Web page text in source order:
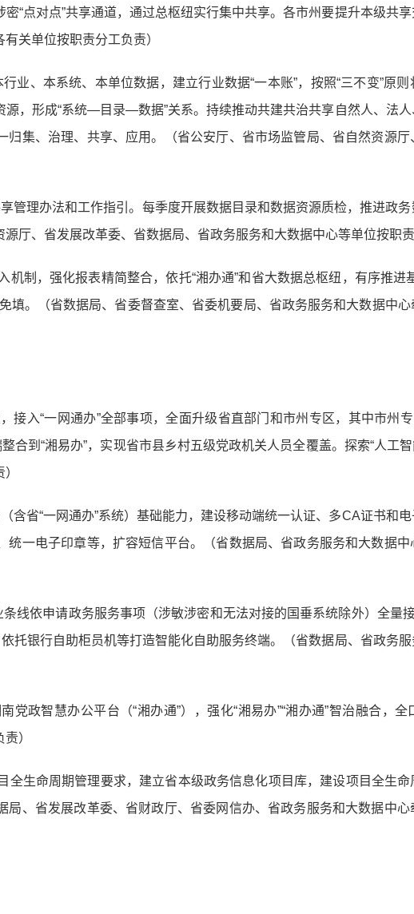
“点对点”共享通道，通过总枢纽实行集中共享。各市州要提升本级共
关单位按职责分工负责）
业、本系统、本单位数据，建立行业数据“一本账”，按照“三不变”原
，形成“系统—目录—数据”关系。持续推动共建共治共享自然人、法
集、治理、共享、应用。（省公安厅、省市场监管局、省自然资源
管理办法和工作指引。每季度开展数据目录和数据资源质检，推进政
厅、省发展改革委、省数据局、省政务服务和大数据中心等单位按职责
机制，强化报表精简整合，依托“湘办通”和省大数据总枢纽，有序推进
填。（省数据局、省委督查室、省委机要局、省政务服务和大数据中
接入“一网通办”全部事项，全面升级省直部门和市州专区，其中市州
合到“湘易办”，实现省市县乡村五级党政机关人员全覆盖。探索“人工
含省“一网通办”系统）基础能力，建设移动端统一认证、多CA证书和
一电子印章等，扩容短信平台。（省数据局、省政务服务和大数据
线依申请政务服务事项（涉敏涉密和无法对接的国垂系统除外）全量
托银行自助柜员机等打造智能化自助服务终端。（省数据局、省政务
政智慧办公平台（“湘办通”），强化“湘易办”“湘办通”智治融合，全
）
全生命周期管理要求，建立省本级政务信息化项目库，建设项目全生
、省发展改革委、省财政厅、省委网信办、省政务服务和大数据中